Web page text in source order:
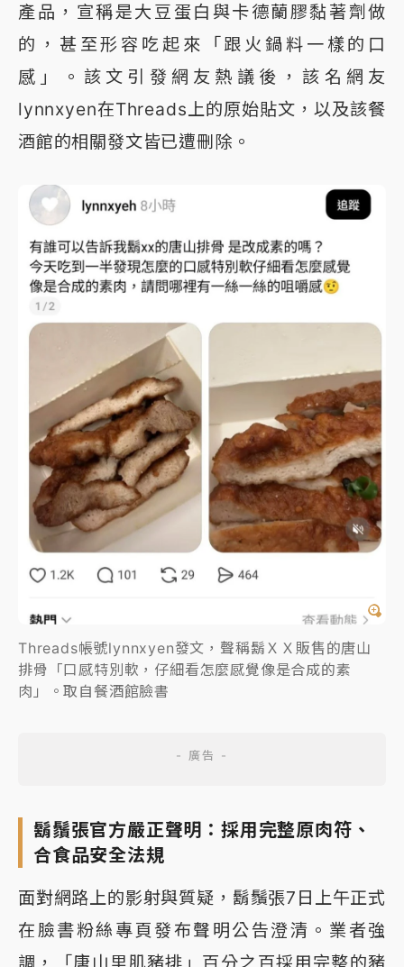
產品，宣稱是大豆蛋白與卡德蘭膠黏著劑做
的，甚至形容吃起來「跟火鍋料一樣的口
感」。該文引發網友熱議後，該名網友
lynnxyen在Threads上的原始貼文，以及該餐
酒館的相關發文皆已遭刪除。
Threads帳號lynnxyen發文，聲稱鬍ＸＸ販售的唐山
排骨「口感特別軟，仔細看怎麼感覺像是合成的素
肉」。取自餐酒館臉書
鬍鬚張官方嚴正聲明：採用完整原肉符、
合食品安全法規
面對網路上的影射與質疑，鬍鬚張7日上午正式
在臉書粉絲專頁發布聲明公告澄清。業者強
調，「唐山里肌豬排」百分之百採用完整的豬